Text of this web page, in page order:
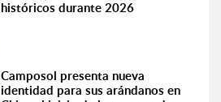
históricos durante 2026
Camposol presenta nueva
identidad para sus arándanos en